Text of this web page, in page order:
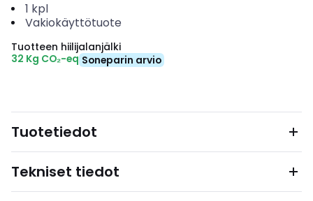
1 kpl
Vakiokäyttötuote
Tuotteen hiilijalanjälki
32 Kg CO₂-eq Soneparin arvio
Tuotetiedot
Tekniset tiedot